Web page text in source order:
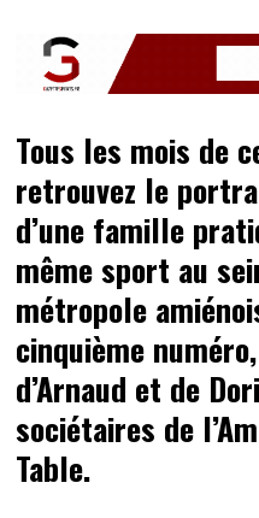
Tous les mois de
retrouvez le
d’une famille
même sport au
métropole
cinquième
d’Arnaud et de
sociétaires de
Table.